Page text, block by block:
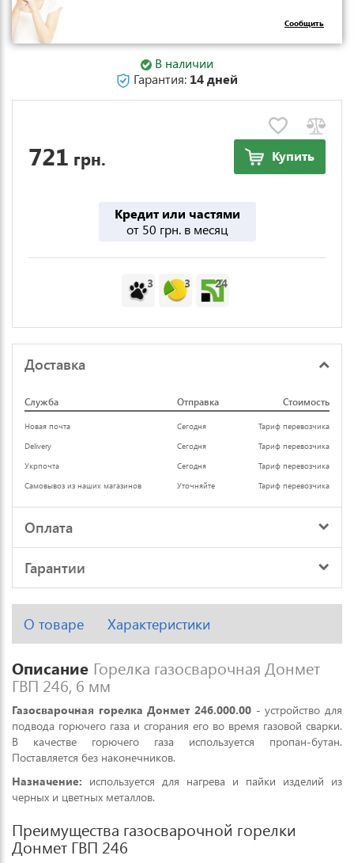
Сообщить
В наличии
Гарантия: 14 дней
721 грн. Купить
Кредит или частями
от 50 грн. в месяц
3 3 24
Доставка
Служба Отправка Стоимость
Новая почта Сегодня
Тариф перевозчика
Delivery
Сегодня
Тариф перевозчика
Укрпочта
Сегодня
Тариф перевозчика
Самовывоз из наших магазинов
Уточняйте Тариф перевозчика
Оплата
Гарантии
О товаре Характеристики
Описание Горелка газосварочная Донмет
ГВП 246, 6 мм
Газосварочная горелка Донмет 246.000.00 - устройство для
подвода горючего газа и сгорания его во время газовой сварки.
В качестве горючего газа используется пропан-бутан.
Поставляется без наконечников.
Назначение: используется для нагрева и пайки изделий из
черных и цветных металлов.
Преимущества газосварочной горелки
Донмет ГВП 246